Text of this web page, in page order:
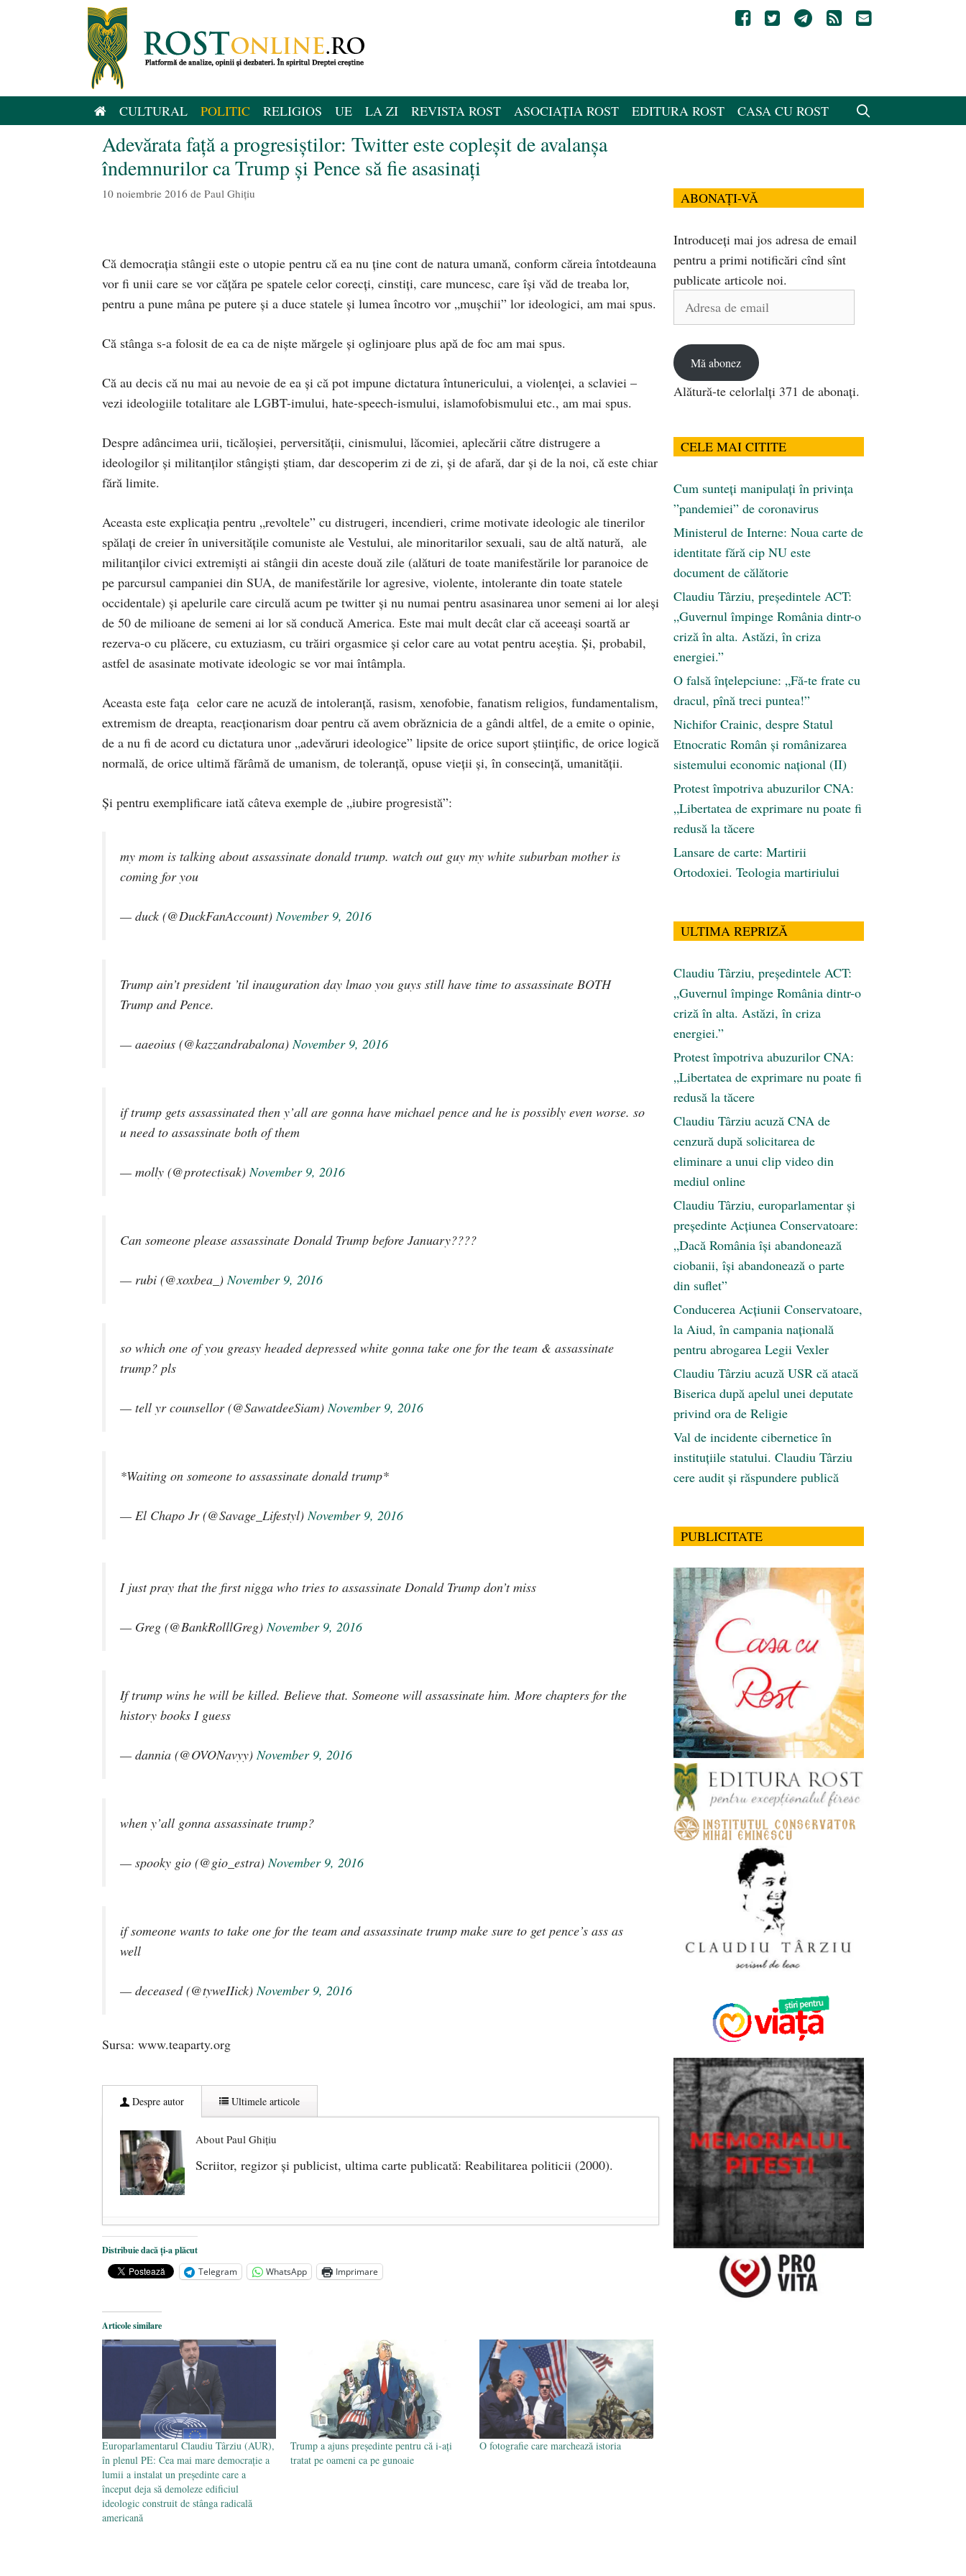
CULTURAL POLITIC RELIGIOS UE LA ZI REVISTA ROST ASOCIAȚIA ROST EDITURA ROST CASA CU ROST
Adevărata faţă a progresiştilor: Twitter este copleşit de avalanşa
îndemnurilor ca Trump şi Pence să fie asasinaţi
10 noiembrie 2016 de Paul Ghițiu
Că democraţia stângii este o utopie pentru că ea nu ţine cont de natura umană, conform căreia întotdeauna
vor fi unii care se vor căţăra pe spatele celor corecţi, cinstiţi, care muncesc, care îşi văd de treaba lor,
pentru a pune mâna pe putere şi a duce statele şi lumea încotro vor „muşchii” lor ideologici, am mai spus.
Că stânga s-a folosit de ea ca de nişte mărgele şi oglinjoare plus apă de foc am mai spus.
Că au decis că nu mai au nevoie de ea şi că pot impune dictatura întunericului, a violenţei, a sclaviei –
vezi ideologiile totalitare ale LGBT-imului, hate-speech-ismului, islamofobismului etc., am mai spus.
Despre adâncimea urii, ticăloşiei, perversităţii, cinismului, lăcomiei, aplecării către distrugere a
ideologilor şi militanţilor stângişti ştiam, dar descoperim zi de zi, şi de afară, dar şi de la noi, că este chiar
fără limite.
Aceasta este explicaţia pentru „revoltele” cu distrugeri, incendieri, crime motivate ideologic ale tinerilor
spălaţi de creier în universităţile comuniste ale Vestului, ale minoritarilor sexuali, sau de altă natură, ale
militanţilor civici extremişti ai stângii din aceste două zile (alături de toate manifestările lor paranoice de
pe parcursul campaniei din SUA, de manifestările lor agresive, violente, intolerante din toate statele
occidentale) şi apelurile care circulă acum pe twitter şi nu numai pentru asasinarea unor semeni ai lor aleşi
de 50 de milioane de semeni ai lor să conducă America. Este mai mult decât clar că aceeaşi soartă ar
rezerva-o cu plăcere, cu extuziasm, cu trăiri orgasmice şi celor care au votat pentru aceştia. Şi, probabil,
astfel de asasinate motivate ideologic se vor mai întâmpla.
Aceasta este faţa celor care ne acuză de intoleranţă, rasism, xenofobie, fanatism religios, fundamentalism,
extremism de dreapta, reacţionarism doar pentru că avem obrăznicia de a gândi altfel, de a emite o opinie,
de a nu fi de acord cu dictatura unor „adevăruri ideologice” lipsite de orice suport ştiinţific, de orice logică
normală, de orice ultimă fărâmă de umanism, de toleranţă, opuse vieţii şi, în consecinţă, umanităţii.
Şi pentru exemplificare iată câteva exemple de „iubire progresistă”:
my mom is talking about assassinate donald trump. watch out guy my white suburban mother is
coming for you
— duck (@DuckFanAccount) November 9, 2016
Trump ain’t president ’til inauguration day lmao you guys still have time to assassinate BOTH
Trump and Pence.
— aaeoius (@kazzandrabalona) November 9, 2016
if trump gets assassinated then y’all are gonna have michael pence and he is possibly even worse. so
u need to assassinate both of them
— molly (@protectisak) November 9, 2016
Can someone please assassinate Donald Trump before January????
— rubi (@xoxbea_) November 9, 2016
so which one of you greasy headed depressed white gonna take one for the team & assassinate
trump? pls
— tell yr counsellor (@SawatdeeSiam) November 9, 2016
*Waiting on someone to assassinate donald trump*
— El Chapo Jr (@Savage_Lifestyl) November 9, 2016
I just pray that the first nigga who tries to assassinate Donald Trump don’t miss
— Greg (@BankRolllGreg) November 9, 2016
If trump wins he will be killed. Believe that. Someone will assassinate him. More chapters for the
history books I guess
— dannia (@OVONavyy) November 9, 2016
when y’all gonna assassinate trump?
— spooky gio (@gio_estra) November 9, 2016
if someone wants to take one for the team and assassinate trump make sure to get pence’s ass as
well
— deceased (@tyweIIick) November 9, 2016
Sursa: www.teaparty.org
Despre autor Ultimele articole
About Paul Ghițiu
Scriitor, regizor şi publicist, ultima carte publicată: Reabilitarea politicii (2000).
De ce urăşte stânga banii lichizi. Războiul cu cash-ul, sau drumul spre sclavia totală
februarie 2017
Ce „nu trebuie să ştiţi” despre legătura dintre cei mai bogaţi şi cei mai săraci oameni ai planetei
Trump a ajuns preşedinte pentru că i-aţi tratat pe oameni ca pe gunoaie
Distribuie dacă ți-a plăcut
Telegram
WhatsApp Imprimare
Articole similare
Europarlamentarul Claudiu Târziu (AUR),
în plenul PE: Cea mai mare democrație a
lumii a instalat un președinte care a
început deja să demoleze edificiul
ideologic construit de stânga radicală
americană
Trump a ajuns preşedinte pentru că i-aţi
tratat pe oameni ca pe gunoaie
O fotografie care marchează istoria
ABONAȚI-VĂ
Introduceți mai jos adresa de email
pentru a primi notificări cînd sînt
publicate articole noi.
Adresa
Mă abonez
Alătură-te celorlalți 371 de abonați.
CELE MAI CITITE
Cum sunteți manipulați în privința
”pandemiei” de coronavirus
Ministerul de Interne: Noua carte de
identitate fără cip NU este
document de călătorie
Claudiu Târziu, președintele ACT:
„Guvernul împinge România dintr-o
criză în alta. Astăzi, în criza
energiei.”
O falsă înțelepciune: „Fă-te frate cu
dracul, pînă treci puntea!”
Nichifor Crainic, despre Statul
Etnocratic Român şi românizarea
sistemului economic naţional (II)
Protest împotriva abuzurilor CNA:
„Libertatea de exprimare nu poate fi
redusă la tăcere
Lansare de carte: Martirii
Ortodoxiei. Teologia martiriului
ULTIMA REPRIZĂ
Claudiu Târziu, președintele ACT:
„Guvernul împinge România dintr-o
criză în alta. Astăzi, în criza
energiei.”
Protest împotriva abuzurilor CNA:
„Libertatea de exprimare nu poate fi
redusă la tăcere
Claudiu Târziu acuză CNA de
cenzură după solicitarea de
eliminare a unui clip video din
mediul online
Claudiu Târziu, europarlamentar și
președinte Acțiunea Conservatoare:
„Dacă România își abandonează
ciobanii, își abandonează o parte
din suflet”
Conducerea Acțiunii Conservatoare,
la Aiud, în campania națională
pentru abrogarea Legii Vexler
Claudiu Târziu acuză USR că atacă
Biserica după apelul unei deputate
privind ora de Religie
Val de incidente cibernetice în
instituțiile statului. Claudiu Târziu
cere audit și răspundere publică
PUBLICITATE